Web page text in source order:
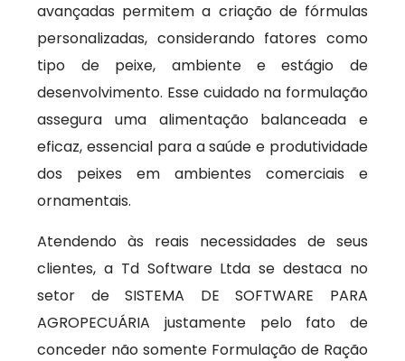
avançadas permitem a criação de fórmulas
personalizadas, considerando fatores como
tipo de peixe, ambiente e estágio de
desenvolvimento. Esse cuidado na formulação
assegura uma alimentação balanceada e
eficaz, essencial para a saúde e produtividade
dos peixes em ambientes comerciais e
ornamentais.
Atendendo às reais necessidades de seus
clientes, a Td Software Ltda se destaca no
setor de SISTEMA DE SOFTWARE PARA
AGROPECUÁRIA justamente pelo fato de
conceder não somente Formulação de Ração